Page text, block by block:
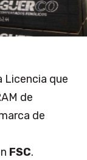
Licencia que
de
de
FSC.